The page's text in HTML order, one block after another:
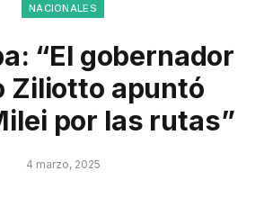
NACIONALES
“El gobernador
Ziliotto apuntó
por las rutas”
4 marzo, 2025